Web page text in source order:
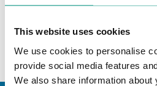
This website uses cookies
We use cookies to personalise
provide social media features
We also share information